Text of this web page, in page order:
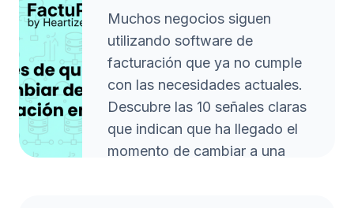
Muchos negocios siguen
utilizando software de
facturación que ya no cumple
con las necesidades actuales.
Descubre las 10 señales claras
que indican que ha llegado el
momento de cambiar a una